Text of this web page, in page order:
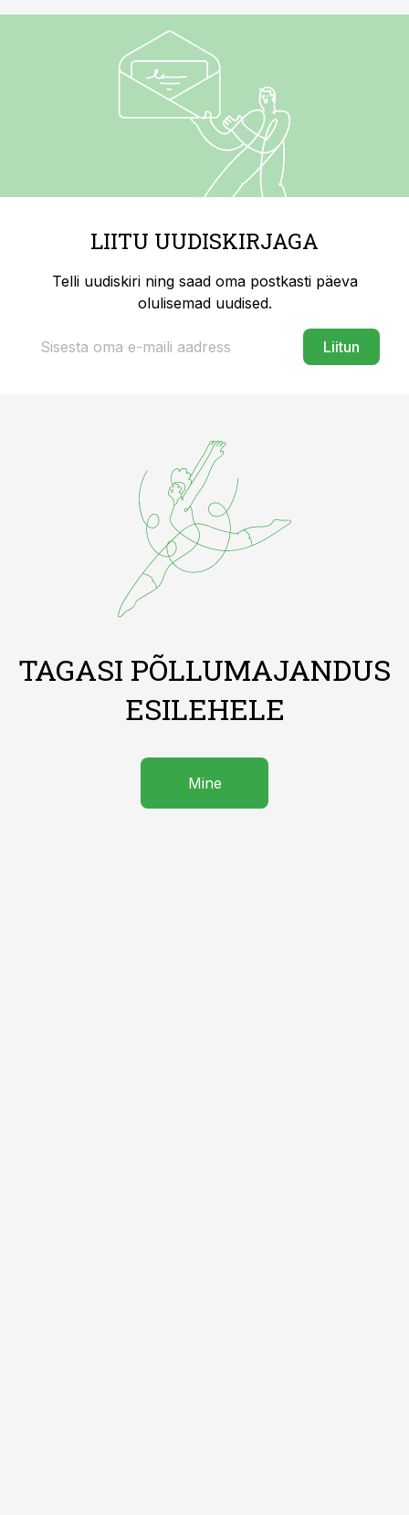
LIITU UUDISKIRJAGA
Telli uudiskiri ning saad oma postkasti päeva
olulisemad uudised.
Liitun
TAGASI PÕLLUMAJANDUS
ESILEHELE
Mine